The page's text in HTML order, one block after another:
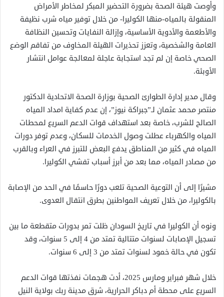
وأوصت هيئة الصحة بضرورة التحضير المبكر لمخاطر الأمراض
المنقولة بالمياه-منها الكوليرا- من خلال توفير مياه شرب نظيفة
والأطعمة والأدوية الأساسية، وإزالة النفايات وتحسين النظافة
العامة والشخصية، وتعزز تحذيرات الهيئة المخاوف من تفاقم الوضع
الصحي خاصة إن لم تجد استجابة عاجلة لمعالجة عوامل انتشار
الأوبئة.
وقال مدير إدارة الطوارئ الصحية بوزارة الصحة الاتحادية الدكتور
منتصر محمد عثمان لـ”جبراكة نيوز”، إن عدم كفاية امداد المياه
الصالح للشرب، خاصة بعد استهداف قوات الدعم السريع لمحطات
المياه والكهرباء عطلت وصول الخدمات للسكان، وعدم توفر دورات
المياه في كثير من المناطق يدفع البعض للتبرز في العراء وبالقرب
من مصادر المياه، مما بعد من أبرز أسباب تفشي الكوليرا.
مشيرًا إلى أن التوعية الصحية تلعب دورًا حاسمًا في الحد من الإصابة
بالكوليرا، من خلال تعريف المواطنين بطرق انتقال العدوى.
ونوه أن الكوليرا في تاريخ السودان ظلت تمر بدورات متقطعة ما بين
تسجيل الإصابات لسنوات متتالية تمتد من 4 إلى 5 سنوات، وقد
تكون في حالة خمود لسنوات تمتد من 3 إلى 6 سنوات.
خلال شهر فبراير ومارس 2025، أدت هجمات نفذتها قوات الدعم
السريع على محطة أم دباكر الحرارية، شرق مدينة ربك بولاية النيل